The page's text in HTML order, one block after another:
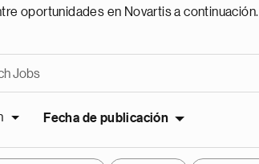
oportunidades en Novartis a continuación.
Fecha de publicación